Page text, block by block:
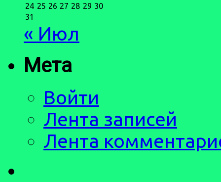
24 25 26 27 28 29 30
31
« Июл
Мета
Войти
Лента записей
Лента